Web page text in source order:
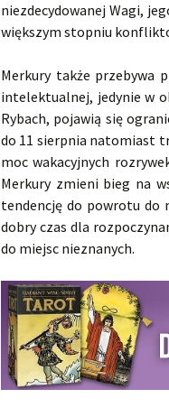
niezdecydowanej Wagi,
większym stopniu
Merkury także przebywa
intelektualnej, jedynie w
Rybach, pojawią się
do 11 sierpnia natomiast
moc wakacyjnych
Merkury zmieni bieg na
tendencję do powrotu do
dobry czas dla
do miejsc nieznanych.